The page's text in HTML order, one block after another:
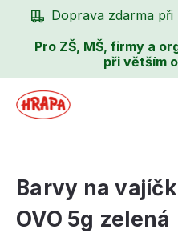
Doprava zdarma
Pro ZŠ, MŠ, firmy a
při větším
Barvy na
OVO 5g zelená